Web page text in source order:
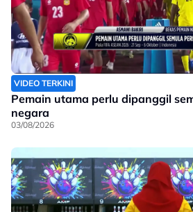
VIDEO TERKINI
Pemain utama perlu dipanggil
negara
03/08/2026